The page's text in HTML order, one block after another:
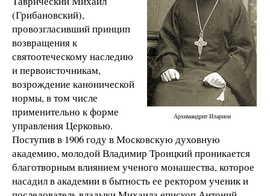
Архимандрит Иларион
(Грибановский),
провозгласивший принцип
возвращения к
святоотеческому наследию
и первоисточникам,
возрождение канонической
нормы, в том числе
применительно к форме
управления Церковью.
Поступив в 1906 году в Московскую духовную
академию, молодой Владимир Троицкий проникается
благотворным влиянием ученого монашества, которое
насадил в академии в бытность ее ректором ученик и